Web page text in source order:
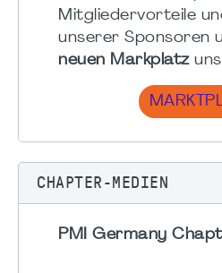
Mitgliedervorteile
unserer Sponsoren
neuen Markplatz
CHAPTER-MEDIEN
PMI Germany